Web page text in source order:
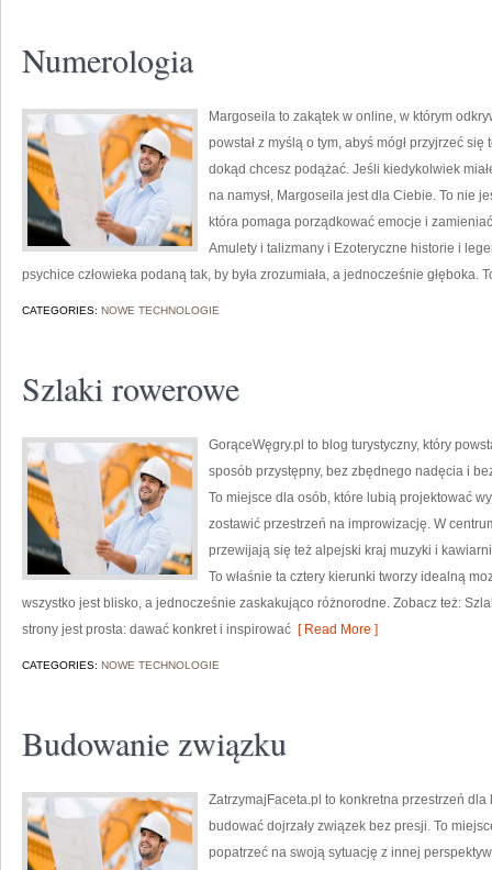
Numerologia
Margoseila to zakątek w online, w którym
powstał z myślą o tym, abyś mógł przyjrzeć
dokąd chcesz podążać. Jeśli kiedykolwiek
na namysł, Margoseila jest dla Ciebie. To nie
która pomaga porządkować emocje i
Amulety i talizmany i Ezoteryczne historie i
psychice człowieka podaną tak, by była zrozumiała, a jednocześnie głęboka.
CATEGORIES: NOWE TECHNOLOGIE
Szlaki rowerowe
GorąceWęgry.pl to blog turystyczny, który
sposób przystępny, bez zbędnego nadęcia i
To miejsce dla osób, które lubią projektować
zostawić przestrzeń na improwizację. W
przewijają się też alpejski kraj muzyki i
To właśnie ta cztery kierunki tworzy idealną
wszystko jest blisko, a jednocześnie zaskakująco różnorodne. Zobacz też:
strony jest prosta: dawać konkret i inspirować [ Read More ]
CATEGORIES: NOWE TECHNOLOGIE
Budowanie związku
ZatrzymajFaceta.pl to konkretna przestrzeń
budować dojrzały związek bez presji. To
popatrzeć na swoją sytuację z innej